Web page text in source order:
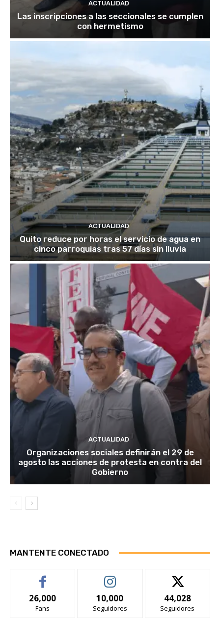
ACTUALIDAD
Las inscripciones a las seccionales se cumplen
con hermetismo
ACTUALIDAD
Quito reduce por horas el servicio de agua en
cinco parroquias tras 57 días sin lluvia
ACTUALIDAD
Organizaciones sociales definirán el 29 de
agosto las acciones de protesta en contra del
Gobierno
MANTENTE CONECTADO
26,000
Fans
10,000
Seguidores
44,028
Seguidores